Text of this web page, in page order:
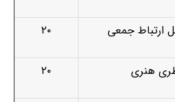
ارتباط جمعی ۲۰
هنری ۲۰